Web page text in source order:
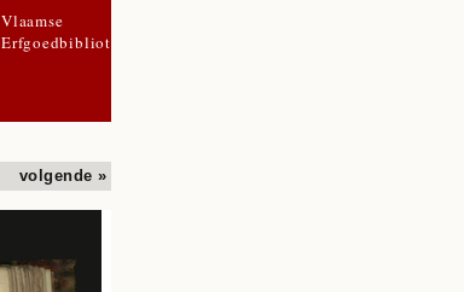
Vlaamse
Erfgoedbibliotheek
volgende »